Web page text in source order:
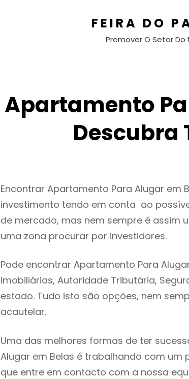
FEIRA DO
Promover O Setor
Apartamento
Descubra
Encontrar Apartamento Para Alugar em
investimento tendo em conta ao
de mercado, mas nem sempre é assim
uma zona procurar por investidores.
Pode encontrar Apartamento Para
imobiliárias, Autoridade Tributária,
estado. Tudo isto são opções, nem
acautelar.
Uma das melhores formas de ter
Alugar em Belas é trabalhando com um
que entre em contacto com a nossa